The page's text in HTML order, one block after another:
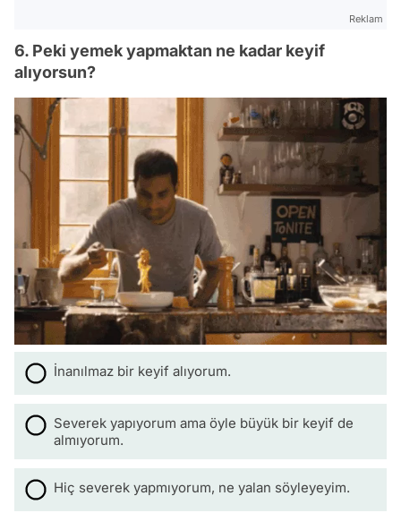
Reklam
6. Peki yemek yapmaktan ne kadar keyif
alıyorsun?
İnanılmaz bir keyif alıyorum.
Severek yapıyorum ama öyle büyük bir keyif de
almıyorum.
Hiç severek yapmıyorum, ne yalan söyleyeyim.